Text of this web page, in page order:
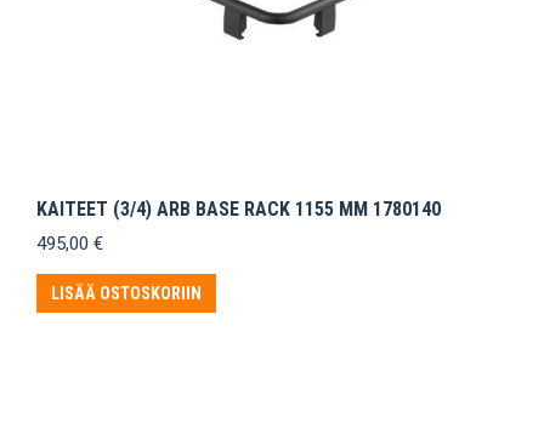
KAITEET (3/4) ARB BASE RACK 1155 MM 1780140
495,00 €
LISÄÄ OSTOSKORIIN